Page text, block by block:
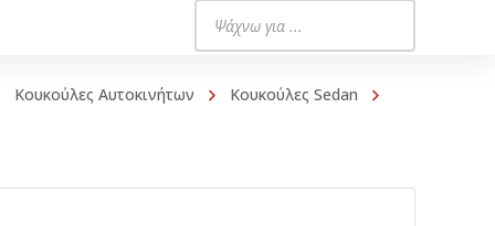
Products
search
Κουκούλες Αυτοκινήτων
Κουκούλες Sedan